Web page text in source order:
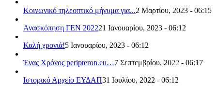
Κοινωνικό τηλεοπτικό μήνυμα για...2 Μαρτίου, 2023 - 06:15
Ανασκόπηση ΓΕΝ 202221 Ιανουαρίου, 2023 - 06:12
Καλή χρονιά!5 Ιανουαρίου, 2023 - 06:12
Ένας Χρόνος peripteron.eu…7 Σεπτεμβρίου, 2022 - 06:17
Ιστορικό Αρχείο ΕΥΔΑΠ31 Ιουλίου, 2022 - 06:12